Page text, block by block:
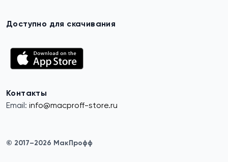
Доступно для скачивания
Контакты
Email: info@macproff-store.ru
© 2017–2026 МакПрофф